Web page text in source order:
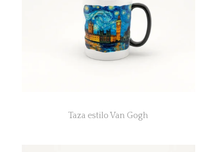
Taza estilo Van Gogh